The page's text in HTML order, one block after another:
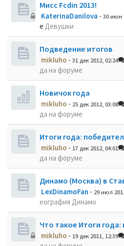
Мисс Fcdin 2013!
KaterinaDanilova - 30 июн
е Девушки
Подведение итогов
mikluho - 31 дек 2012, 02:24
да на форуме
Новичок года
mikluho - 25 дек 2012, 03:08
да на форуме
Итоги года:
mikluho - 17 дек 2012, 04:01
да на форуме
Динамо (Москва) в
LexDinamoFan - 29 июл
еография Динамо
Что такое Итоги года:
mikluho - 19 дек 2011, 12:39